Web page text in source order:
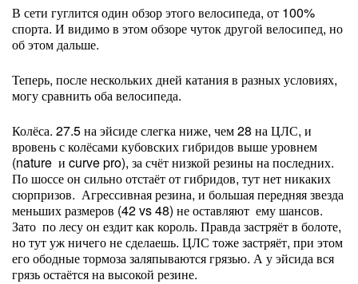
В сети гуглится один обзор этого велосипеда, от 100%
спорта. И видимо в этом обзоре чуток другой велосипед, но
об этом дальше.
Теперь, после нескольких дней катания в разных условиях,
могу сравнить оба велосипеда.
Колёса. 27.5 на эйсиде слегка ниже, чем 28 на ЦЛС, и
вровень с колёсами кубовских гибридов выше уровнем
(nature и curve pro), за счёт низкой резины на последних.
По шоссе он сильно отстаёт от гибридов, тут нет никаких
сюрпризов. Агрессивная резина, и большая передняя звезда
меньших размеров (42 vs 48) не оставляют ему шансов.
Зато по лесу он ездит как король. Правда застряёт в болоте,
но тут уж ничего не сделаешь. ЦЛС тоже застряёт, при этом
его ободные тормоза заляпываются грязью. А у эйсида вся
грязь остаётся на высокой резине.